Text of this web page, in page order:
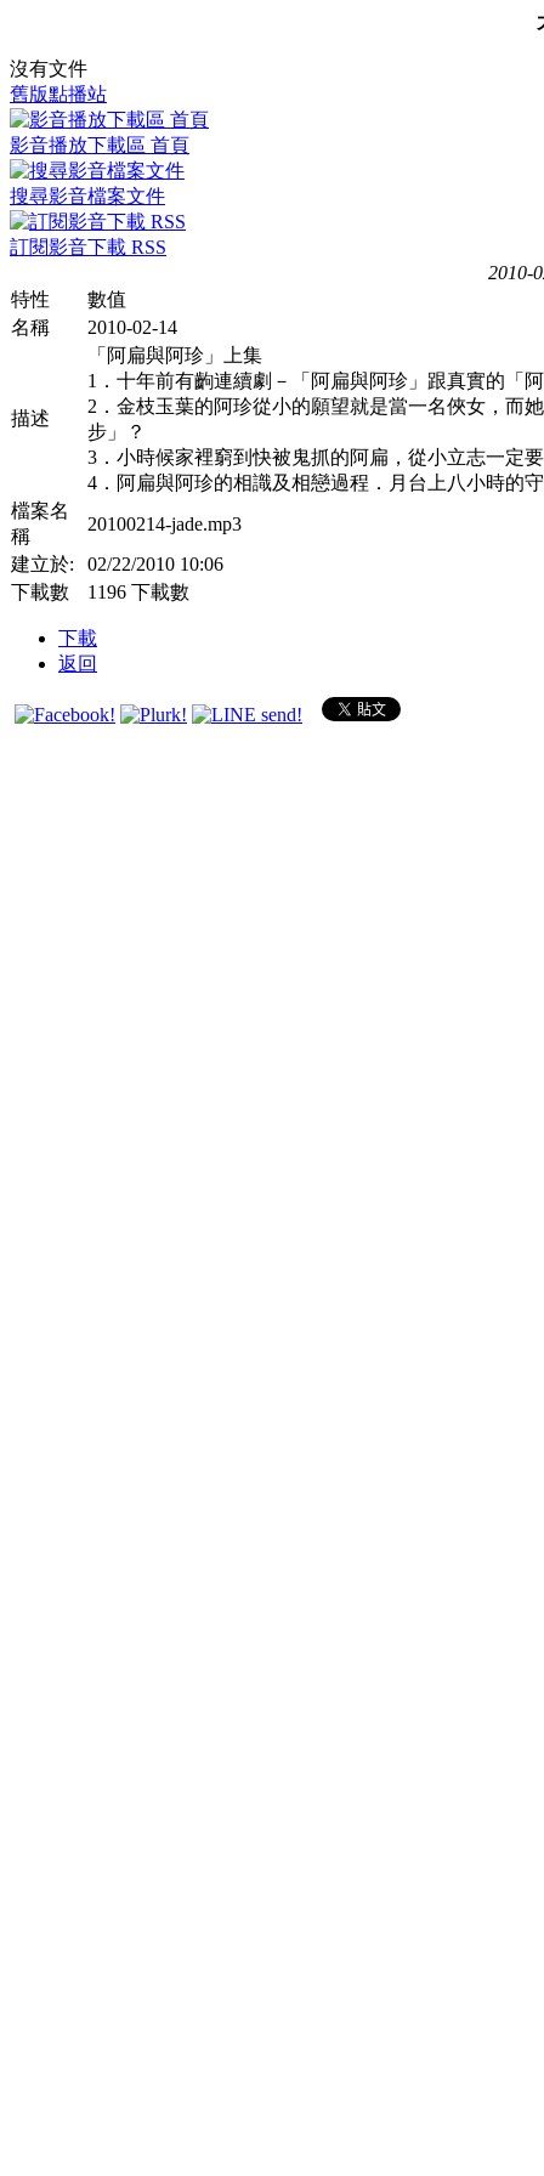
沒有文件
舊版點播站
影音播放下載區 首頁
搜尋影音檔案文件
訂閱影音下載 RSS
2010-
特性
數值
名稱
2010-02-14
描述
「阿扁與阿珍」上集
1．十年前有齣連續劇－「阿扁與阿珍」跟真實的「
2．金枝玉葉的阿珍從小的願望就是當一名俠女，而
步」？
3．小時候家裡窮到快被鬼抓的阿扁，從小立志一定
4．阿扁與阿珍的相識及相戀過程．月台上八小時的
檔案名
稱
20100214-jade.mp3
建立於:
02/22/2010 10:06
下載數
1196 下載數
下載
返回